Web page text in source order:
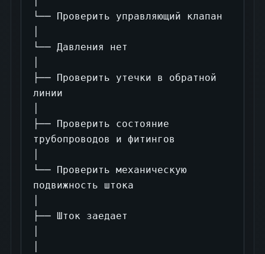
└── Проверить управляющий клапан
└── Давления нет
├── Проверить утечки в обратной
линии
├── Проверить состояние
трубопроводов и фитингов
└── Проверить механическую
подвижность штока
├── Шток заедает